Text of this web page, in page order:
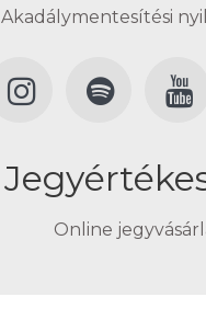
Akadálymentesítési
Online